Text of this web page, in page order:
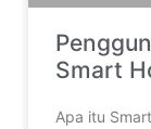
Smart
Apa itu